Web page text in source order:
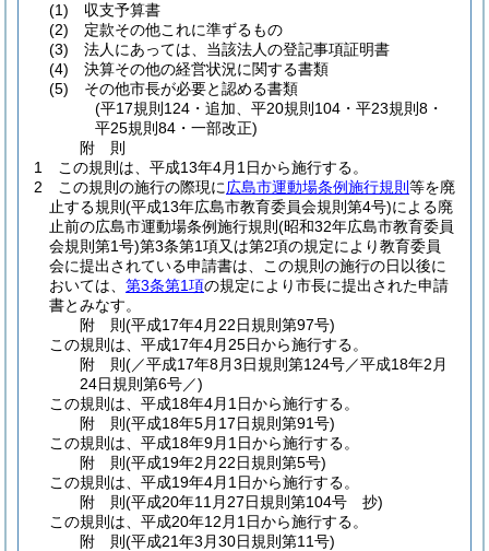
(1)
収支予算書
(2)
定款その他これに準ずるもの
(3)
法人にあっては、当該法人の登記事項証明書
(4)
決算その他の経営状況に関する書類
(5)
その他市長が必要と認める書類
(平17規則124・追加、平20規則104・平23規則8・
平25規則84・一部改正)
附 則
1
この規則は、平成13年4月1日から施行する。
2
この規則の施行の際現に広島市運動場条例施行規則 等を廃
止する規則 (平成13年広島市教育委員会規則第4号)による廃
止前の広島市運動場条例施行規則 (昭和32年広島市教育委員
会規則第1号)第3条第1項又は第2項の規定により教育委員
会に提出されている申請書は、この規則の施行の日以後に
おいては、 第3条第1項の規定により市長に提出された申請
書とみなす。
附 則(平成17年4月22日規則第97号)
この規則は、平成17年4月25日から施行する。
附 則(／平成17年8月3日規則第124号／平成18年2月
24日規則第6号／)
この規則は、平成18年4月1日から施行する。
附 則(平成18年5月17日規則第91号)
この規則は、平成18年9月1日から施行する。
附 則(平成19年2月22日規則第5号)
この規則は、平成19年4月1日から施行する。
附 則(平成20年11月27日規則第104号 抄)
この規則は、平成20年12月1日から施行する。
附 則(平成21年3月30日規則第11号)